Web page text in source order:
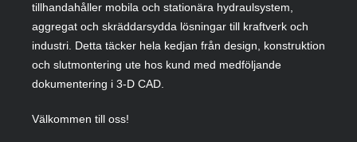
tillhandahåller mobila och stationära hydraulsystem,
aggregat och skräddarsydda lösningar till kraftverk och
industri. Detta täcker hela kedjan från design, konstruktion
och slutmontering ute hos kund med medföljande
dokumentering i 3-D CAD.
Välkommen till oss!